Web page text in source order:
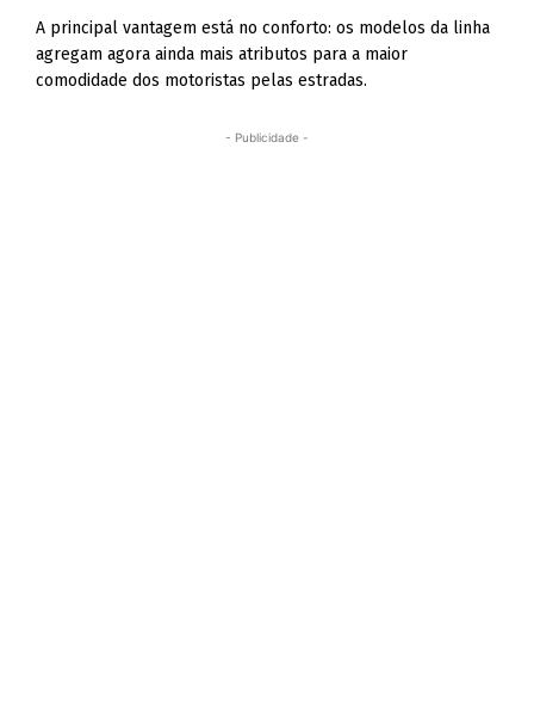
A principal vantagem está no conforto: os modelos da linha
agregam agora ainda mais atributos para a maior
comodidade dos motoristas pelas estradas.
- Publicidade -